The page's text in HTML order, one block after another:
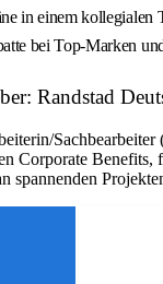
in einem kollegialen
bei Top-Marken
Randstad
Corporate
spannenden